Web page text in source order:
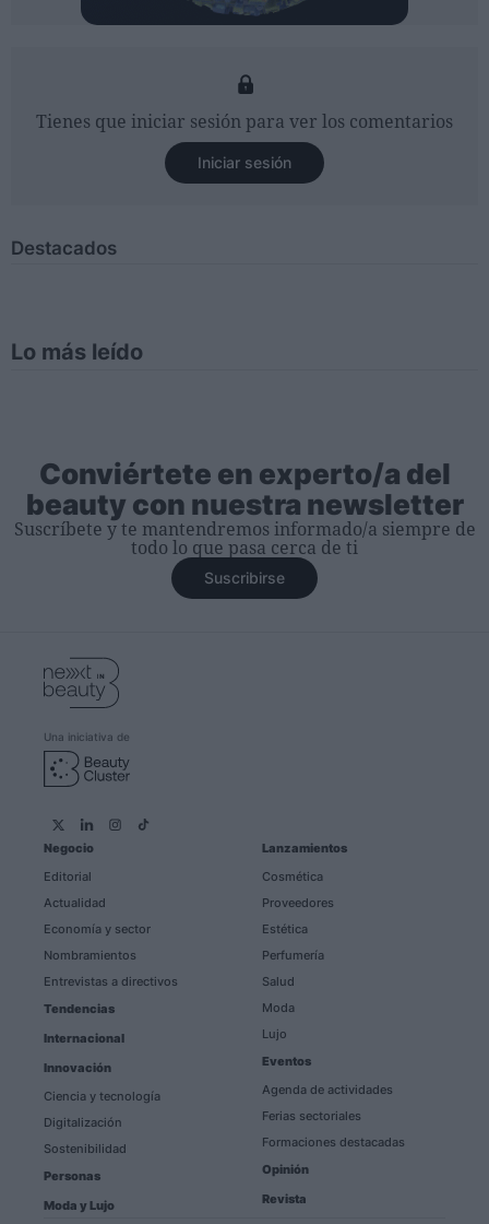
Tienes que iniciar sesión para ver los comentarios
Iniciar sesión
Destacados
Lo más leído
Conviértete en experto/a del
beauty con nuestra newsletter
Suscríbete y te mantendremos informado/a siempre de
todo lo que pasa cerca de ti
Suscribirse
Una iniciativa de
Negocio
Editorial
Actualidad
Economía y sector
Nombramientos
Entrevistas a directivos
Tendencias
Internacional
Innovación
Ciencia y tecnología
Digitalización
Sostenibilidad
Personas
Moda y Lujo
Lanzamientos
Cosmética
Proveedores
Estética
Perfumería
Salud
Moda
Lujo
Eventos
Agenda de actividades
Ferias sectoriales
Formaciones destacadas
Opinión
Revista